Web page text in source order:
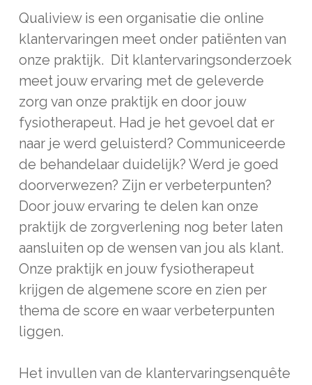
Qualiview is een organisatie die online
klantervaringen meet onder patiënten van
onze praktijk. Dit klantervaringsonderzoek
meet jouw ervaring met de geleverde
zorg van onze praktijk en door jouw
fysiotherapeut. Had je het gevoel dat er
naar je werd geluisterd? Communiceerde
de behandelaar duidelijk? Werd je goed
doorverwezen? Zijn er verbeterpunten?
Door jouw ervaring te delen kan onze
praktijk de zorgverlening nog beter laten
aansluiten op de wensen van jou als klant.
Onze praktijk en jouw fysiotherapeut
krijgen de algemene score en zien per
thema de score en waar verbeterpunten
liggen.
Het invullen van de klantervaringsenquête